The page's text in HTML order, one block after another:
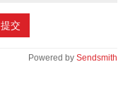
提交
Powered by Sendsmith